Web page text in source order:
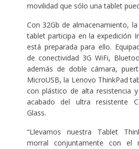
movilidad que sólo una tablet
Con 32Gb de almacenamiento,
tablet participa en la expedición
está preparada para ello.
de conectividad 3G WiFi,
además de doble cámara,
MicroUSB, la Lenovo ThinkPad
con plástico de alta resistencia
acabado del ultra resistente
Glass.
“Llevamos nuestra Tablet
morral conjuntamente con el